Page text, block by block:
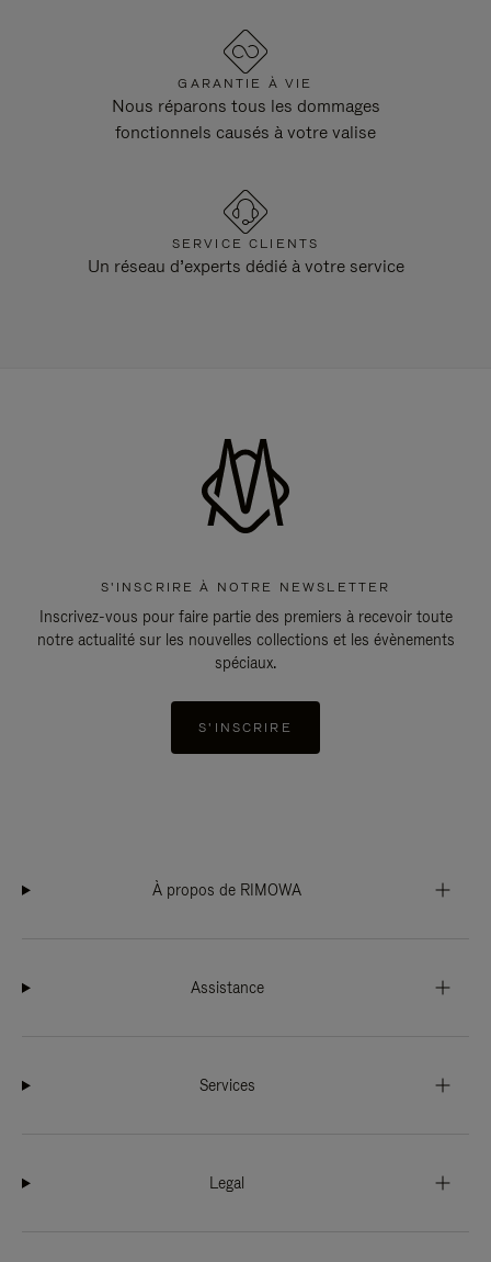
GARANTIE À VIE
Nous réparons tous les dommages
fonctionnels causés à votre valise
SERVICE CLIENTS
Un réseau d’experts dédié à votre service
S'INSCRIRE À NOTRE NEWSLETTER
Inscrivez-vous pour faire partie des premiers à recevoir toute
notre actualité sur les nouvelles collections et les évènements
spéciaux.
S'INSCRIRE
À propos de RIMOWA
Assistance
Services
Legal